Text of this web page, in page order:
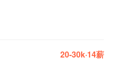
20-30k·14薪